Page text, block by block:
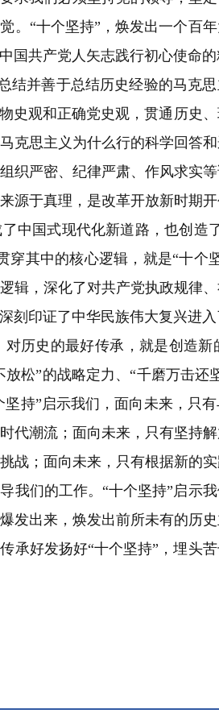
。 “十个坚持” ，焕发出一个百
共产党人矢志践行初心使命的
结并善于总结历史经验的马克思
史观和正确党史观，贯通历史
克思主义为什么行的科学回答
织严密、纪律严肃、作风求实
源于真理，是改革开放新时期
中国式现代化新道路，也创造
穿其中的核心逻辑，就是“十个
辑，深化了对共产党执政规律
印证了中华民族伟大复兴进入
历史的最好传承，就是创造新
放松”的战略定力、“千磨万击还
坚持”启示我们，面向未来，只
代潮流；面向未来，只有坚持
战；面向未来，只有根据新的
我们的工作。 “十个坚持”启示
发出来，焕发出前所未有的历
承好发扬好“十个坚持” ，埋头